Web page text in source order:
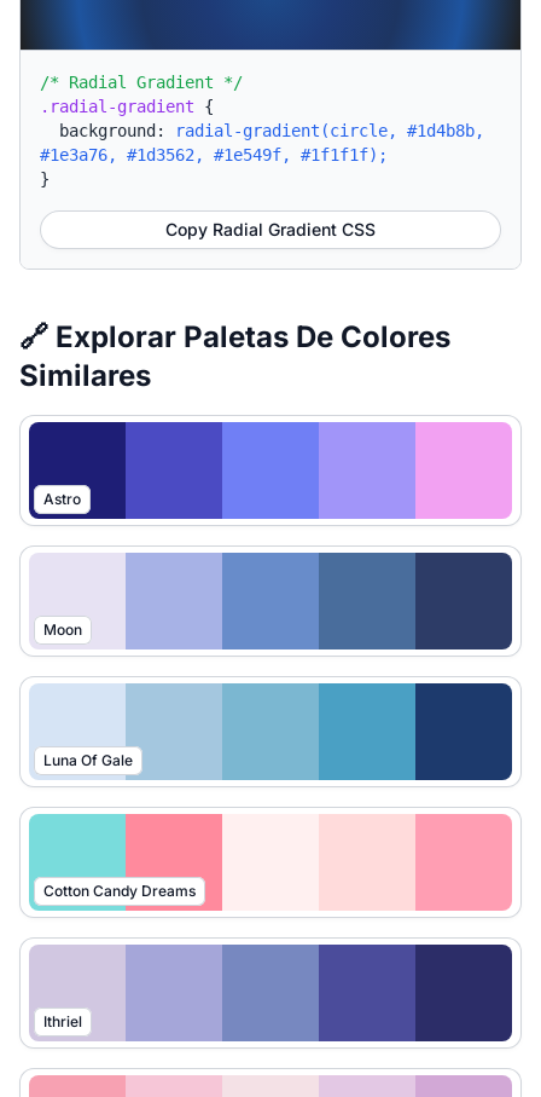
/* Radial Gradient */
.radial-gradient {
background:
radial-gradient(circle, #1d4b8b,
#1e3a76, #1d3562, #1e549f, #1f1f1f);
}
Copy Radial Gradient CSS
🔗 Explorar Paletas De Colores
Similares
Astro
Moon
Luna Of Gale
Cotton Candy Dreams
Ithriel